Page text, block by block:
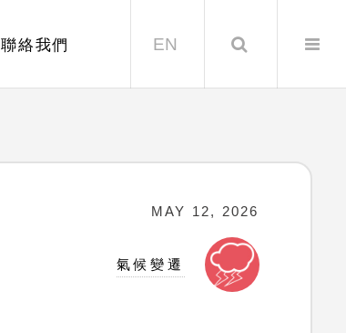
聯絡我們 EN Search
MAY 12, 2026
氣候變遷